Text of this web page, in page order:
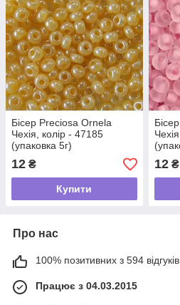
Бісер Preciosa Ornela
Чехія, колір - 47185
(упаковка 5г)
12 ₴
Купити
12₴
Про нас
100% позитивних з 594 відгуків
Працює з 04.03.2015